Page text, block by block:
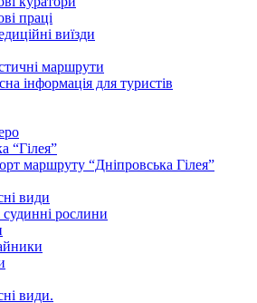
праці
виїзди
маршрути
інформація для туристів
“Гілея”
маршруту “Дніпровська Гілея”
види
рослини
види.